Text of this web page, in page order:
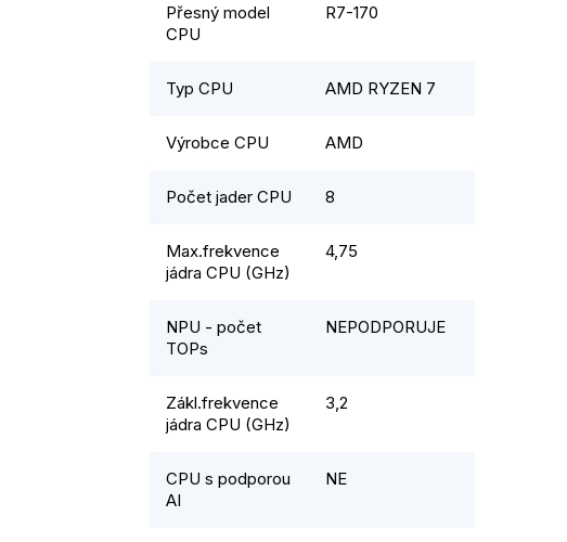
Přesný model
CPU
R7-170
Typ CPU AMD RYZEN 7
Výrobce CPU AMD
Počet jader CPU 8
Max.frekvence
jádra CPU (GHz)
4,75
NPU - počet
TOPs
NEPODPORUJE
Zákl.frekvence
jádra CPU (GHz)
3,2
CPU s podporou
AI
NE